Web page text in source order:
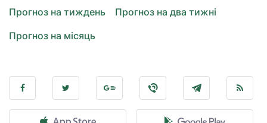
Прогноз на тиждень
Прогноз на два тижні
Прогноз на місяць